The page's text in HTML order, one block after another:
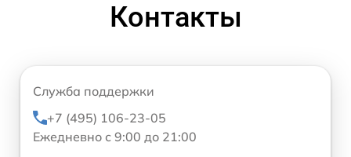
Контакты
Служба поддержки
+7 (495) 106-23-05
Ежедневно с 9:00 до 21:00